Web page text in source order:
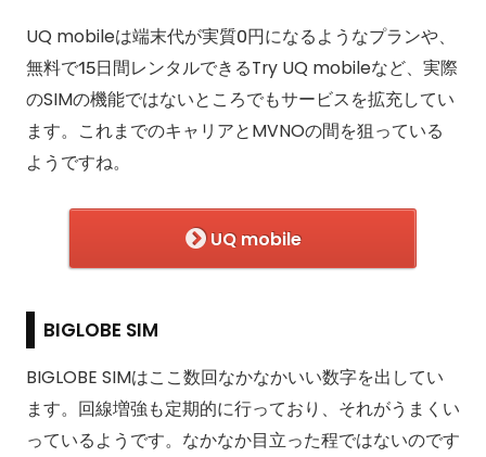
UQ mobileは端末代が実質0円になるようなプランや、
無料で15日間レンタルできるTry UQ mobileなど、実際
のSIMの機能ではないところでもサービスを拡充してい
ます。これまでのキャリアとMVNOの間を狙っている
ようですね。
UQ mobile
BIGLOBE SIM
BIGLOBE SIMはここ数回なかなかいい数字を出してい
ます。回線増強も定期的に行っており、それがうまくい
っているようです。なかなか目立った程ではないのです